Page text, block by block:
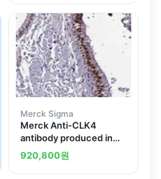
Merck Sigma
Merck Anti-CLK4
antibody produced in
rabbit
920,800원